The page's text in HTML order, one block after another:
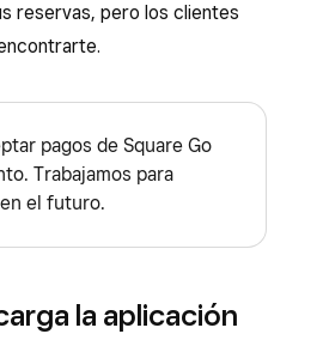
reservas, pero los clientes
pagos de Square Go
Trabajamos para
el futuro.
la aplicación